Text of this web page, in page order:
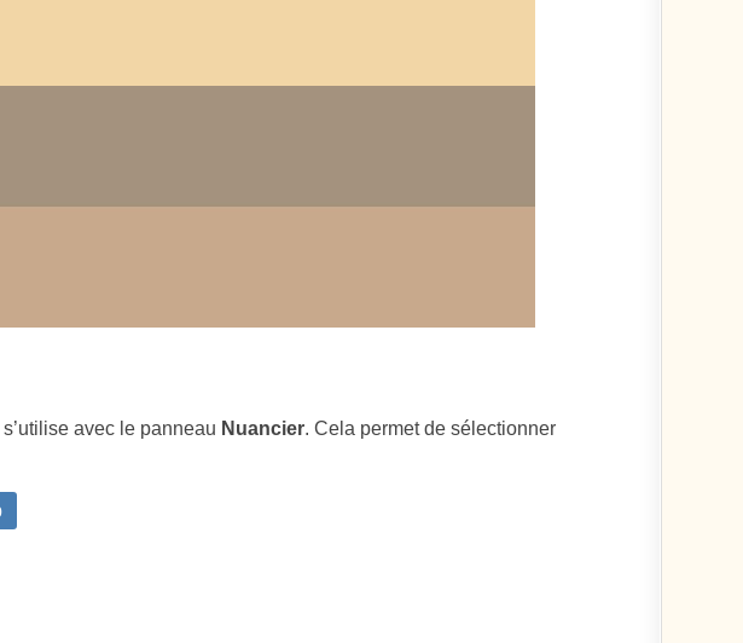
s’utilise avec le panneau Nuancier. Cela permet de sélectionner